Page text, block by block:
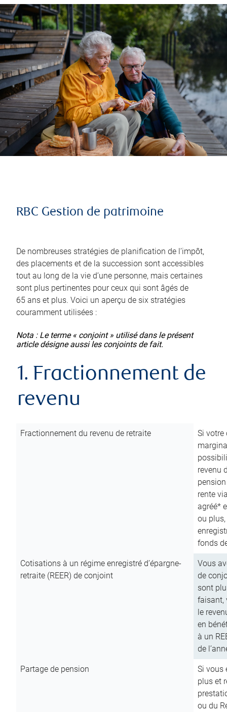
RBC Gestion de patrimoine
De nombreuses stratégies de planification de l’impôt,
des placements et de la succession sont accessibles
tout au long de la vie d’une personne, mais certaines
sont plus pertinentes pour ceux qui sont âgés de
65 ans et plus. Voici un aperçu de six stratégies
couramment utilisées :
Nota : Le terme « conjoint » utilisé dans le présent
article désigne aussi les conjoints de fait.
1. Fractionnement de
revenu
Fractionnement du revenu de retraite
Si votre
revenu
rente
agréé*
ou
fonds
Cotisations à un régime enregistré d’épargne-
retraite (REER) de conjoint
Vous
de
sont
faisant,
le
en
à un
de
Partage de pension
Si vous
plus et
ou du